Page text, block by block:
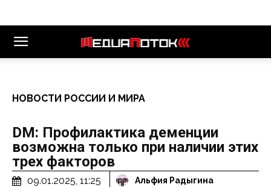
НОВОСТИ РОССИИ И МИРА
DM: Профилактика деменции
возможна только при наличии этих
трех факторов
09.01.2025, 11:25 Альфия Радыгина